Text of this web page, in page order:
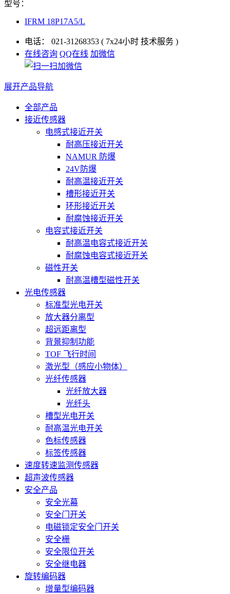
型号：
IFRM 18P17A5/L
电话： 021-31268353 ( 7x24小时 技术服务 )
在线咨询 QQ在线 加微信
展开产品导航
全部产品
接近传感器
电感式接近开关
耐高压接近开关
NAMUR 防爆
24V防爆
耐高温接近开关
槽形接近开关
环形接近开关
耐腐蚀接近开关
电容式接近开关
耐高温电容式接近开关
耐腐蚀电容式接近开关
磁性开关
耐高温槽型磁性开关
光电传感器
标准型光电开关
放大器分离型
超远距离型
背景抑制功能
TOF 飞行时间
激光型（感应小物体）
光纤传感器
光纤放大器
光纤头
槽型光电开关
耐高温光电开关
色标传感器
标签传感器
速度转速监测传感器
超声波传感器
安全产品
安全光幕
安全门开关
电磁锁定安全门开关
安全栅
安全限位开关
安全继电器
旋转编码器
增量型编码器